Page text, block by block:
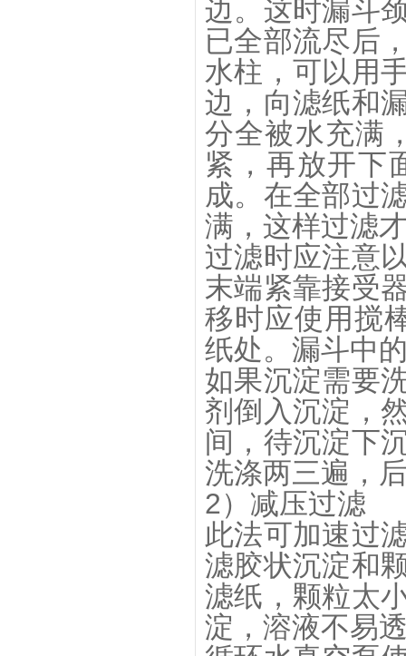
边。这时漏斗
已全部流尽后
水柱，可以用
边，向滤纸和
分全被水充满
紧，再放开下
成。在全部过
满，这样过滤
过滤时应注意
末端紧靠接受
移时应使用搅
纸处。漏斗中
如果沉淀需要
剂倒入沉淀，
间，待沉淀下
洗涤两三遍，
2）减压过滤
此法可加速过
滤胶状沉淀和
滤纸，颗粒太
淀，溶液不易